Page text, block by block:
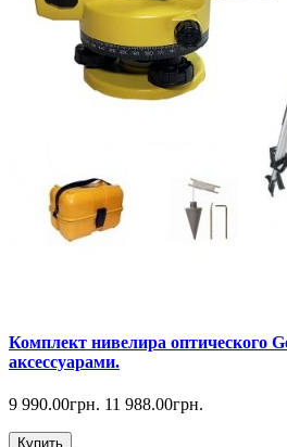
Комплект нивелира оптического
аксессуарами.
9 990.00грн. 11 988.00грн.
Купить